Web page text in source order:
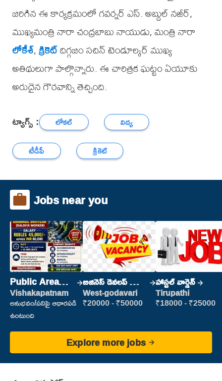
జరిగిన ఈ కార్యక్రమంలో గవర్నర్ ఎస్. అబ్దుల్ నజీర్,
ముఖ్యమంత్రి నారా చంద్రబాబు నాయుడు, మంత్రి నారా
లోకేశ్,క్రికెట్దిగ్గజం సచిన్ టెండూల్కర్ ముఖ్య
అతిథులుగా పాల్గొన్నారు. ఈ చారిత్రక ఘట్టం ఏయూకు
అరుదైన గౌరవాన్ని తెచ్చింది.
ట్యాగ్స్ : లోకల్
విద్య
టీడీపీ
క్రికెట్
Jobs near you
Public Area
Cleaner
Vishakapatnam
అనుభవం/పనిపై ఆధారపడి
ఉంటుంది
బిజినెస్ డెవలప్ మెంట్
మేనేజర్
West-godavari
₹20000 - ₹50000
హాస్టల్ వార్డెన్
Tirupathi
₹18000 - ₹25000
Explore more jobs